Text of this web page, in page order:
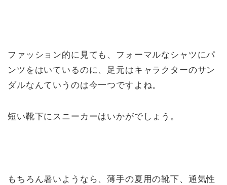
ファッション的に見ても、フォーマルなシャツにパ
ンツをはいているのに、足元はキャラクターのサン
ダルなんていうのは今一つですよね。
短い靴下にスニーカーはいかがでしょう。
もちろん暑いようなら、薄手の夏用の靴下、通気性